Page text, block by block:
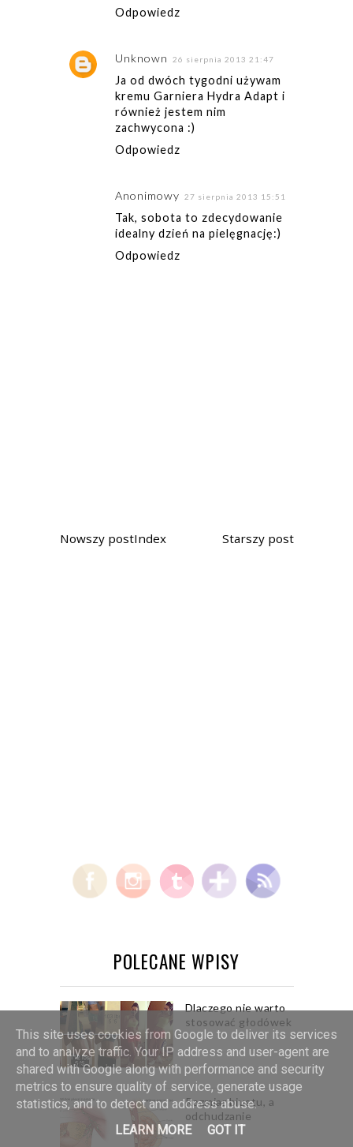
Odpowiedz
Unknown 26 sierpnia 2013 21:47
Ja od dwóch tygodni używam
kremu Garniera Hydra Adapt i
również jestem nim
zachwycona :)
Odpowiedz
Anonimowy 27 sierpnia 2013 15:51
Tak, sobota to zdecydowanie
idealny dzień na pielęgnację:)
Odpowiedz
Nowszy post Starszy post
Index
POLECANE WPISY
Dlaczego nie warto
stosować głodówek
Rozmiar biustu, a
odchudzanie
This site uses cookies from Google to deliver its services
and to analyze traffic. Your IP address and user-agent are
shared with Google along with performance and security
metrics to ensure quality of service, generate usage
statistics, and to detect and address abuse.
LEARN MORE
GOT IT